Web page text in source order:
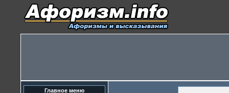
Главное меню